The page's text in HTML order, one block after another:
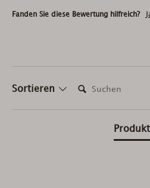
Sortieren
Fanden Sie diese Bewertung hilfreich?